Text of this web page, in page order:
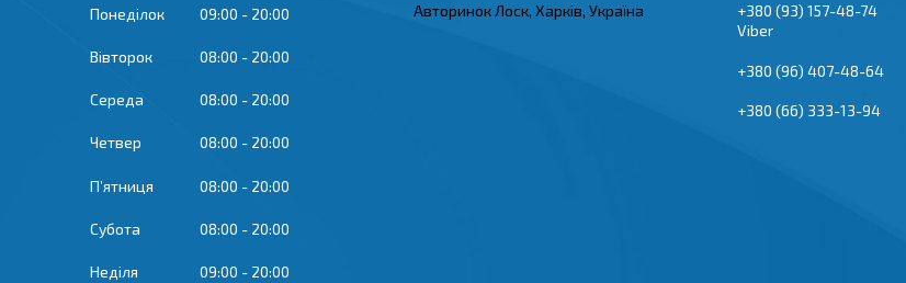
Понеділок 09:00 20:00
Вівторок 08:00 20:00
Середа 08:00 20:00
Четвер 08:00 20:00
Пʼятниця 08:00 20:00
Субота 08:00 20:00
Неділя 09:00 20:00
Авторинок Лоск, Харків, Україна
+380 (93) 157-48-74
Viber
+380 (96) 407-48-64
+380 (66) 333-13-94